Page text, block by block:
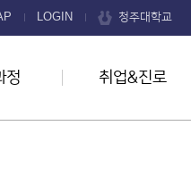
LOGIN 청주대학교
정 취업&진로